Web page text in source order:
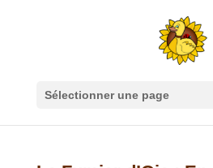
Sélectionner une page